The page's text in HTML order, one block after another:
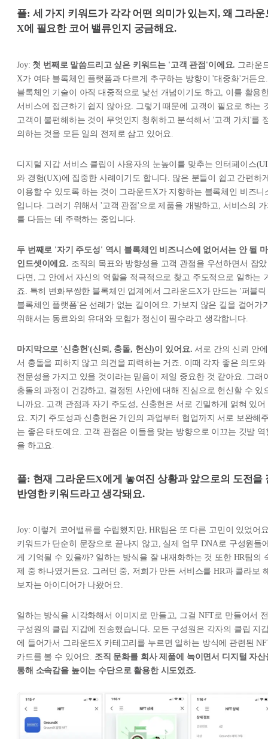
플: 세 가지 키워드가 각각 어떤 의미가 있는지, 왜 그라운
X에 필요한 코어 밸류인지 궁금해요.
Joy: 첫 번째로 말씀드리고 싶은 키워드는 '고객 관점'이에요. 그라운
X가 여타 블록체인 플랫폼과 다르게 추구하는 방향이 '대중화'거든요.
블록체인 기술이 아직 대중적으로 낯선 개념이기도 하고, 이를 활용
서비스에 접근하기 쉽지 않아요. 그렇기 때문에 고객이 필요로 하는
고객이 불편해하는 것이 무엇인지 청취하고 분석해서 '고객 가치'를
의하는 것을 모든 일의 전제로 삼고 있어요.
디지털 지갑 서비스 클립이 사용자의 눈높이를 맞추는 인터페이스
와 경험(UX)에 집중한 사례이기도 합니다. 많은 분들이 쉽고 간편하
이용할 수 있도록 하는 것이 그라운드X가 지향하는 블록체인 비즈니
입니다. 그러기 위해서 '고객 관점'으로 제품을 개발하고, 서비스의
를 다듬는 데 주력하는 중입니다.
두 번째로 '자기 주도성' 역시 블록체인 비즈니스에 없어서는 안 될 마
인드셋이에요. 조직의 목표와 방향성을 고객 관점을 우선하면서 잡았
다면, 그 안에서 자신의 역할을 적극적으로 찾고 주도적으로 일하는
죠. 특히 변화무쌍한 블록체인 업계에서 그라운드X가 만드는 '퍼블릭
블록체인 플랫폼'은 선례가 없는 길이에요. 가보지 않은 길을 걸어가
위해서는 동료와의 유대와 모험가 정신이 필수라고 생각합니다.
마지막으로 '신충헌'(신뢰, 충돌, 헌신)이 있어요. 서로 간의 신뢰 안에
서 충돌을 피하지 않고 의견을 피력하는 거죠. 이때 각자 좋은 의도와
전문성을 가지고 있을 것이라는 믿음이 제일 중요한 것 같아요. 그래
충돌의 과정이 건강하고, 결정된 사안에 대해 진심으로 헌신할 수 있
니까요. 고객 관점과 자기 주도성, 신충헌은 서로 긴밀하게 얽혀 있어
요. 자기 주도성과 신충헌은 개인의 과업부터 협업까지 서로 보완해
는 좋은 태도예요. 고객 관점은 이들을 맞는 방향으로 이끄는 깃발 역
을 하고요.
플: 현재 그라운드X에게 놓여진 상황과 앞으로의 도전을
반영한 키워드라고 생각돼요.
Joy: 이렇게 코어밸류를 수립했지만, HR팀은 또 다른 고민이 있었어
키워드가 단순히 문장으로 끝나지 않고, 실제 업무 DNA로 구성원들
게 기억될 수 있을까? 일하는 방식을 잘 내재화하는 것 또한 HR팀의
제 중 하나였거든요. 그러던 중, 저희가 만든 서비스를 HR과 콜라보
보자는 아이디어가 나왔어요.
일하는 방식을 시각화해서 이미지로 만들고, 그걸 NFT로 만들어서 전
구성원의 클립 지갑에 전송했습니다. 모든 구성원은 각자의 클립 지
에 들어가서 그라운드X 카테고리를 누르면 일하는 방식에 관련된
카드를 볼 수 있어요. 조직 문화를 회사 제품에 녹이면서 디지털 자산
통해 소속감을 높이는 수단으로 활용한 시도였죠.